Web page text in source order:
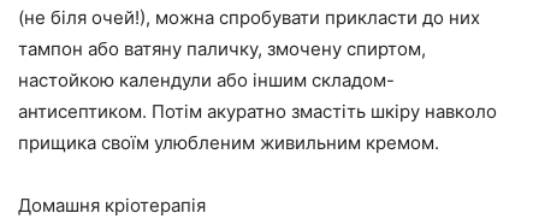
(не біля очей!), можна спробувати прикласти до них
тампон або ватяну паличку, змочену спиртом,
настойкою календули або іншим складом-
антисептиком. Потім акуратно змастіть шкіру навколо
прищика своїм улюбленим живильним кремом.
Домашня кріотерапія